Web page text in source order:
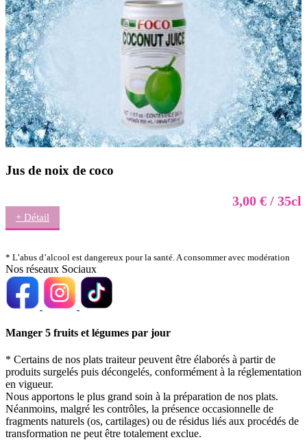
Jus de noix de coco
3,00 € / 35cl
+ Détail
* L’abus d’alcool est dangereux pour la santé. A consommer avec modération
Nos réseaux Sociaux
Manger 5 fruits et légumes par jour
* Certains de nos plats traiteur peuvent être élaborés à partir de
produits surgelés puis décongelés, conformément à la réglementation
en vigueur.
Nous apportons le plus grand soin à la préparation de nos plats.
Néanmoins, malgré les contrôles, la présence occasionnelle de
fragments naturels (os, cartilages) ou de résidus liés aux procédés de
transformation ne peut être totalement exclue.